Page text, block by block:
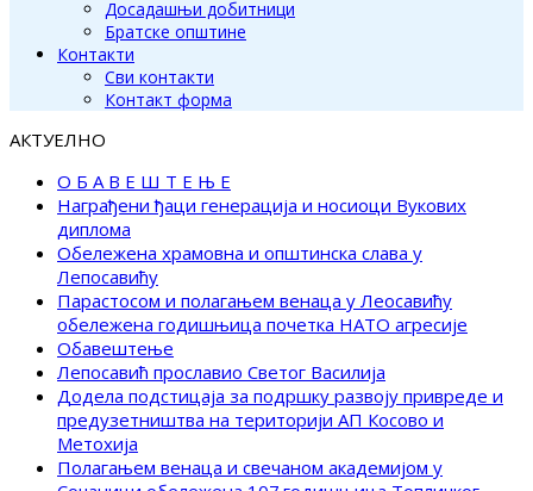
Досадашњи добитници
Братске општине
Контакти
Сви контакти
Контакт форма
АКТУЕЛНО
О Б А В Е Ш Т Е Њ Е
Награђени ђаци генерација и носиоци Вукових
диплома
Обележена храмовна и општинска слава у
Лепосавићу
Парастосом и полагањем венаца у Леосавићу
обележена годишњица почетка НАТО агресије
Обавештење
Лепосавић прославио Светог Василија
Додела подстицаја за подршку развоју привреде и
предузетништва на територији АП Косово и
Метохија
Полагањем венаца и свечаном академијом у